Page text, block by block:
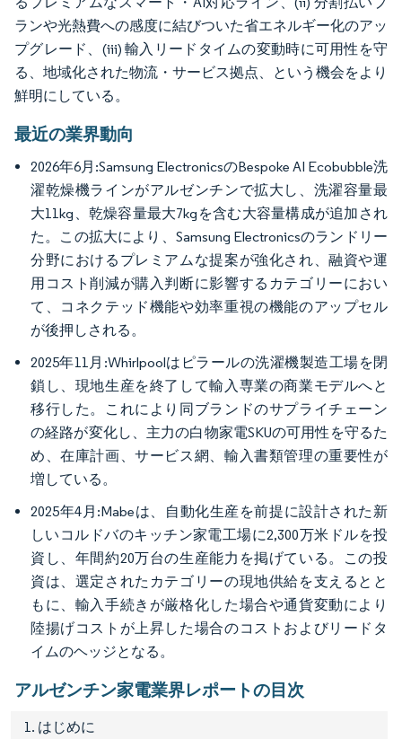
ランや光熱費への感度に結びついた省エネルギー化のアッ
プグレード、(iii) 輸入リードタイムの変動時に可用性を守
る、地域化された物流・サービス拠点、という機会をより
鮮明にしている。
最近の業界動向
2026年6月:Samsung ElectronicsのBespoke AI Ecobubble洗
濯乾燥機ラインがアルゼンチンで拡大し、洗濯容量最
大11kg、乾燥容量最大7kgを含む大容量構成が追加され
た。この拡大により、Samsung Electronicsのランドリー
分野におけるプレミアムな提案が強化され、融資や運
用コスト削減が購入判断に影響するカテゴリーにおい
て、コネクテッド機能や効率重視の機能のアップセル
が後押しされる。
2025年11月:Whirlpoolはピラールの洗濯機製造工場を閉
鎖し、現地生産を終了して輸入専業の商業モデルへと
移行した。これにより同ブランドのサプライチェーン
の経路が変化し、主力の白物家電SKUの可用性を守るた
め、在庫計画、サービス網、輸入書類管理の重要性が
増している。
2025年4月:Mabeは、自動化生産を前提に設計された新
しいコルドバのキッチン家電工場に2,300万米ドルを投
資し、年間約20万台の生産能力を掲げている。この投
資は、選定されたカテゴリーの現地供給を支えるとと
もに、輸入手続きが厳格化した場合や通貨変動により
陸揚げコストが上昇した場合のコストおよびリードタ
イムのヘッジとなる。
アルゼンチン家電業界レポートの目次
1. はじめに